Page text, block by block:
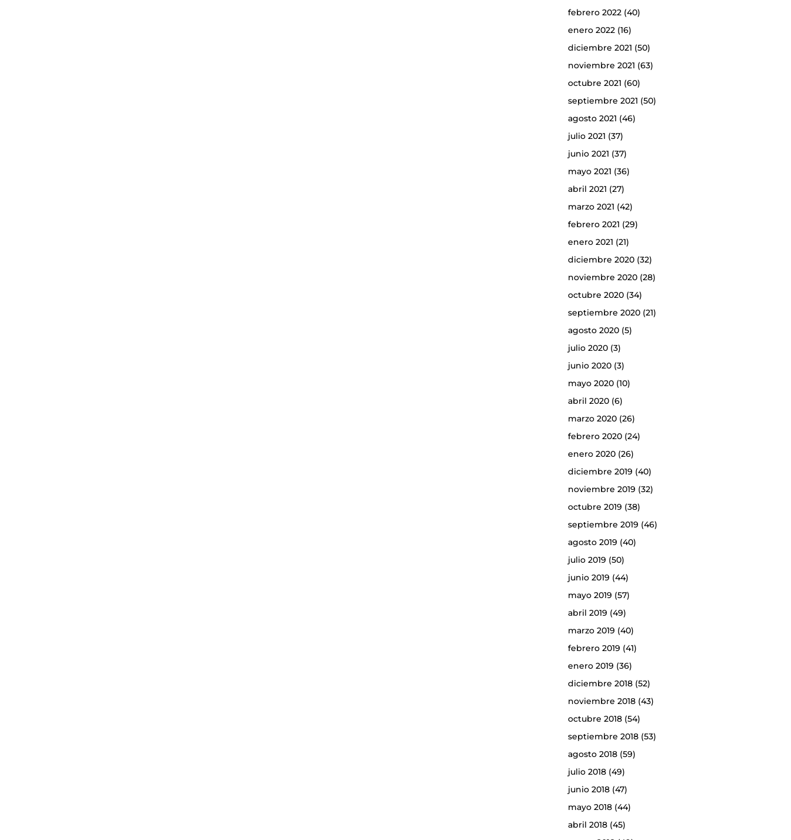
febrero 2022(40)
enero 2022(16)
diciembre 2021 (50)
noviembre 2021 (63)
octubre 2021 (60)
septiembre 2021 (50)
agosto 2021 (46)
julio 2021 (37)
junio 2021 (37)
mayo 2021 (36)
abril 2021 (27)
marzo 2021 (42)
febrero 2021 (29)
enero 2021 (21)
diciembre 2020(32)
noviembre 2020(28)
octubre 2020(34)
septiembre 2020(21)
agosto 2020(5)
julio 2020(3)
junio 2020(3)
mayo 2020(10)
abril 2020(6)
marzo 2020(26)
febrero 2020(24)
enero 2020(26)
diciembre 2019 (40)
noviembre 2019 (32)
octubre 2019 (38)
septiembre 2019 (46)
agosto 2019 (40)
julio 2019 (50)
junio 2019 (44)
mayo 2019 (57)
abril 2019 (49)
marzo 2019 (40)
febrero 2019 (41)
enero 2019 (36)
diciembre 2018(52)
noviembre 2018(43)
octubre 2018(54)
septiembre 2018(53)
agosto 2018(59)
julio 2018(49)
junio 2018(47)
mayo 2018(44)
abril 2018(45)